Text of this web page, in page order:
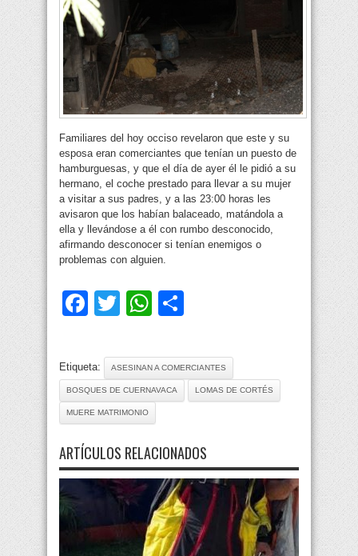
Familiares del hoy occiso revelaron que este y su
esposa eran comerciantes que tenían un puesto de
hamburguesas, y que el día de ayer él le pidió a su
hermano, el coche prestado para llevar a su mujer
a visitar a sus padres, y a las 23:00 horas les
avisaron que los habían balaceado, matándola a
ella y llevándose a él con rumbo desconocido,
afirmando desconocer si tenían enemigos o
problemas con alguien.
Facebook
TwitterWhatsApp
Etiqueta: ASESINAN A COMERCIANTES
BOSQUES DE CUERNAVACA LOMAS DE CORTÉS
MUERE MATRIMONIO
ARTÍCULOS RELACIONADOS